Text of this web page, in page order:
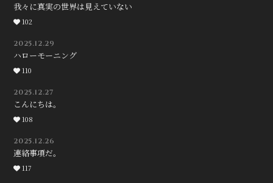
我々に真実の世界は見えていない
102
2025.12.29
ハローモーニング
110
2025.12.27
こんにちは。
108
2025.12.26
連絡事項だ。
117